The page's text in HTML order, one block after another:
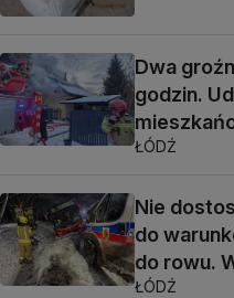
Dwa
godzin.
ŁÓDŹ
Nie
do
do rowu.
ŁÓDŹ